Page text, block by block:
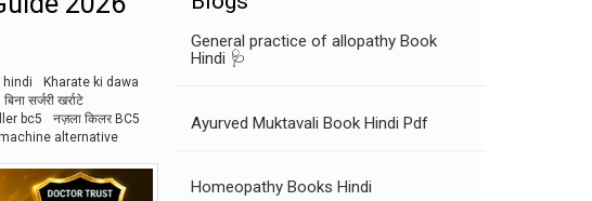
hindi
Kharate ki dawa
बिना सर्जरी खर्राटे
bc5
नज़ला किलर BC5
machine alternative
General practice of allopathy Book
Hindi 🩺
Ayurved Muktavali Book Hindi Pdf
Homeopathy Books Hindi